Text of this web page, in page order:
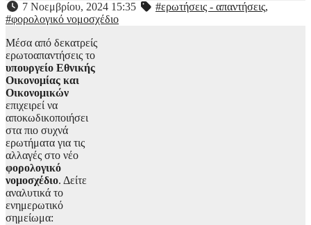
7 Νοεμβρίου, 2024 15:35 #ερωτήσεις - απαντήσεις,
#φορολογικό νομοσχέδιο
Μέσα από δεκατρείς
ερωτοαπαντήσεις το
υπουργείο Εθνικής
Οικονομίας και
Οικονομικών
επιχειρεί να
αποκωδικοποιήσει
στα πιο συχνά
ερωτήματα για τις
αλλαγές στο νέο
φορολογικό
νομοσχέδιο. Δείτε
αναλυτικά το
ενημερωτικό
σημείωμα: